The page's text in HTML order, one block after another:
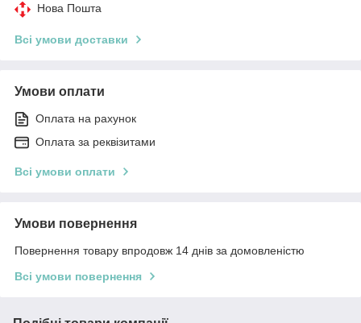
Нова Пошта
Всі умови доставки
Умови оплати
Оплата на рахунок
Оплата за реквізитами
Всі умови оплати
Умови повернення
Повернення товару впродовж 14 днів за домовленістю
Всі умови повернення